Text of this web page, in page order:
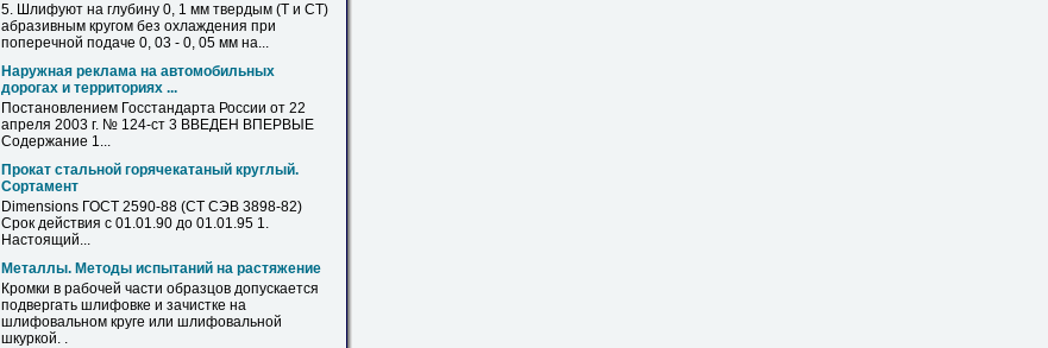
5. Шлифуют на глубину 0, 1 мм твердым (Т и СТ)
абразивным кругом без охлаждения при
поперечной подаче 0, 03 - 0, 05 мм на...
Наружная реклама на автомобильных
дорогах и территориях ...
Постановлением Госстандарта России от 22
апреля 2003 г. № 124-ст 3 ВВЕДЕН ВПЕРВЫЕ
Содержание 1...
Прокат стальной горячекатаный круглый.
Сортамент
Dimensions ГОСТ 2590-88 (СТ СЭВ 3898-82)
Срок действия с 01.01.90 до 01.01.95 1.
Настоящий...
Металлы. Методы испытаний на растяжение
Кромки в рабочей части образцов допускается
подвергать шлифовке и зачистке на
шлифовальном круге или шлифовальной
шкуркой. .